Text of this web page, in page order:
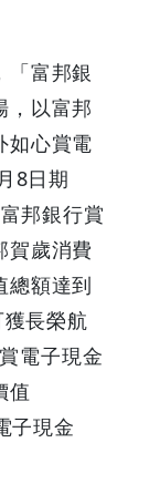
「富邦銀
，以富邦
如心賞電
8日期
邦銀行賞
賀歲消費
總額達到
長榮航
電子現金
值
子現金